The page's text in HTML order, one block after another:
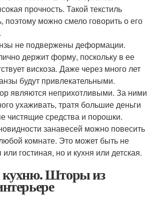
прочность. Такой текстиль
поэтому можно смело говорить о его
не подвержены деформации.
держит форму, поскольку в ее
вискоза. Даже через много лет
будут привлекательными.
являются неприхотливыми. За ними
ухаживать, тратя большие деньги
чистящие средства и порошки.
занавесей можно повесить
комнате. Это может быть не
гостиная, но и кухня или детская.
кухню. Шторы из